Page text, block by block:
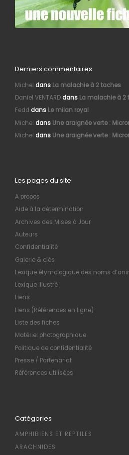
Derniers commentaires
Michel dans La malachie à 2 taches
Daniel VENTARDdans La malachie à 2
Fedd dans Le milan royal
Michel dans Une araignée verte :
Michel dans Une araignée verte :
Les pages du site
A propos
Aide à la détermination
Archives des Mises à Jour
Auteurs
Confidentialité
Galerie & clés
Lexique étymologique des noms
Lexique illustré
Liens
Liens (Références en ligne)
Liste des fiches
Matériel photographique
Politique de confidentialité
Presse / Partenariat
Références utilisées
Catégories
AMPHIBIENS ET REPTILES
ARACHNIDES